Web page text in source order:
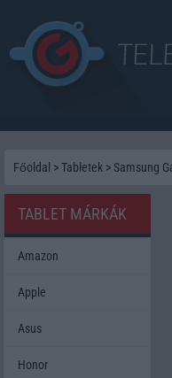
Főoldal >Tabletek > Samsung
TABLET MÁRKÁK
Amazon
Apple
Asus
Honor